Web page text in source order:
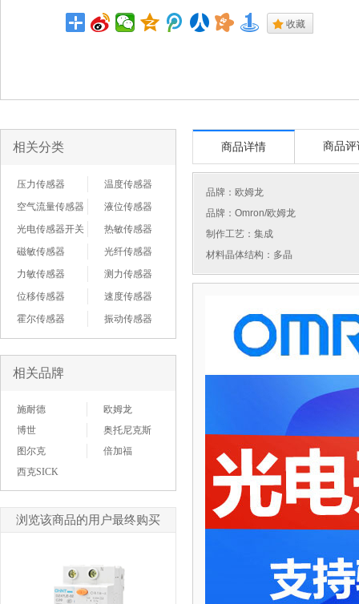
. 收藏
相关分类
压力传感器
温度传感器
空气流量传感器
液位传感器
光电传感器开关
热敏传感器
磁敏传感器
光纤传感器
力敏传感器
测力传感器
位移传感器
速度传感器
霍尔传感器
振动传感器
相关品牌
施耐德
欧姆龙
博世
奥托尼克斯
图尔克
倍加福
西克SICK
浏览该商品的用户最终购买
商品详情 商品评
品牌： 欧姆龙
品牌：Omron/欧姆龙
制作工艺：集成
材料晶体结构：多晶